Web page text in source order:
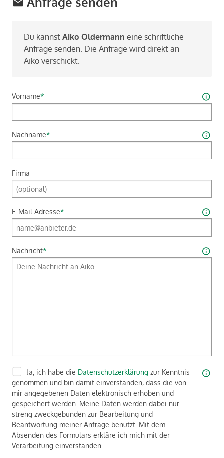
Du kannst Aiko Ol­der­mann eine schrift­li­che
An­fra­ge sen­den. Die An­fra­ge wird di­rekt an
Aiko ver­schickt.
Vorname*
Nachname*
Firma
E-Mail Adresse*
Nachricht*
Ja, ich habe die Datenschutzerklärung zur Kenntnis
genommen und bin damit einverstanden, dass die von
mir angegebenen Daten elektronisch erhoben und
gespeichert werden. Meine Daten werden dabei nur
streng zweckgebunden zur Bearbeitung und
Beantwortung meiner Anfrage benutzt. Mit dem
Absenden des Formulars erkläre ich mich mit der
Verarbeitung einverstanden.